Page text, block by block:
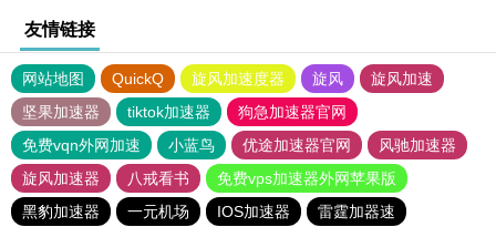
友情链接
网站地图 QuickQ 旋风加速度器 旋风
旋风加速
坚果加速器
tiktok加速器
狗急加速器官网
免费vqn外网加速
小蓝鸟 优途加速器官网
风驰加速器
旋风加速器
八戒看书
免费vps加速器外网苹果版
黑豹加速器
一元机场 IOS加速器 雷霆加器速